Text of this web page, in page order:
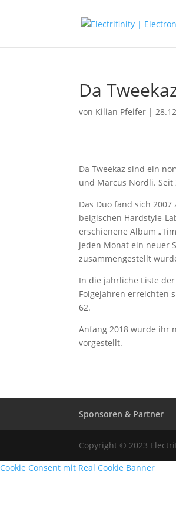
Da
von Kilian Pfeifer |
Da Tweekaz sind ein
und Marcus Nordli. Seit
Das Duo fand sich
belgischen Hardstyle-
erschienene Album
jeden Monat ein neuer
zusammengestellt
In die jährliche Liste
Folgejahren erreichten
62.
Anfang 2018 wurde ihr
vorgestellt.
Sponsoren & Partner
Copyright © 2023
Cookie Consent mit Real Cookie Banner